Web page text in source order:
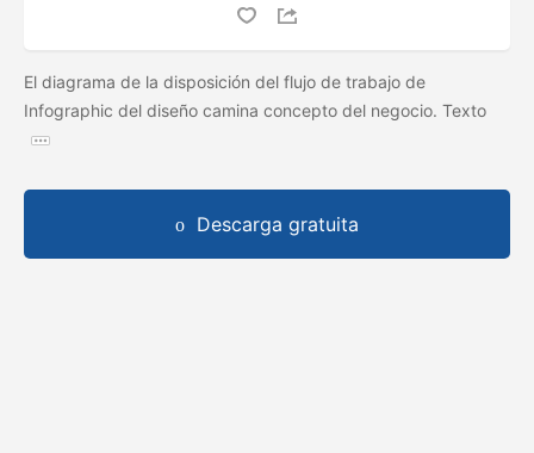
El diagrama de la disposición del flujo de trabajo de
Infographic del diseño camina concepto del negocio. Texto
Descarga gratuita